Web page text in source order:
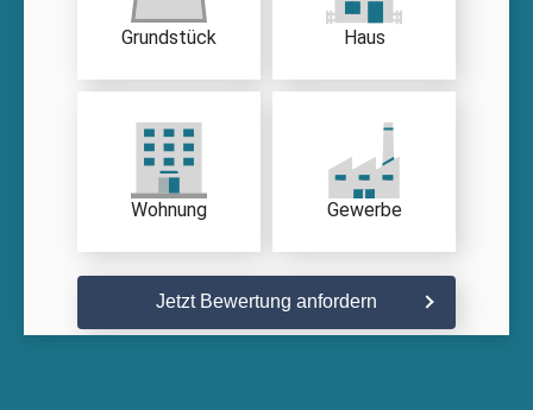
Grundstück Haus
Wohnung Gewerbe
Jetzt Bewertung anfordern